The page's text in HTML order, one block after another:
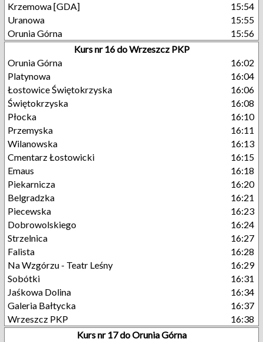
Krzemowa [GDA]
15:54
Uranowa
15:55
Orunia Górna
15:56
Kurs nr 16 do Wrzeszcz PKP
Orunia Górna
16:02
Platynowa
16:04
Łostowice Świętokrzyska
16:06
Świętokrzyska
16:08
Płocka
16:10
Przemyska
16:11
Wilanowska
16:13
Cmentarz Łostowicki
16:15
Emaus
16:18
Piekarnicza
16:20
Belgradzka
16:21
Piecewska
16:23
Dobrowolskiego
16:24
Strzelnica
16:27
Falista
16:28
Na Wzgórzu - Teatr Leśny
16:29
Sobótki
16:31
Jaśkowa Dolina
16:34
Galeria Bałtycka
16:37
Wrzeszcz PKP
16:38
Kurs nr 17 do Orunia Górna